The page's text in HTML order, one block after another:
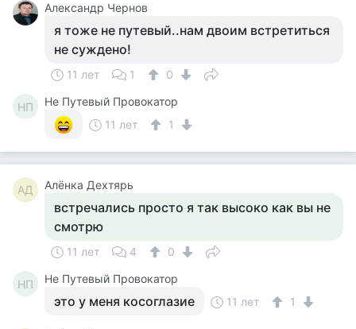
Александр Чернов
я тоже не путевый..нам двоим встретиться
не суждено!
11 лет 1 0
НП
Не Путевый Провокатор
11 лет
1
АД Алёнка Дехтярь
встречались просто я так высоко как вы не
смотрю
11 лет 4 0
НП Не Путевый Провокатор
это у меня косоглазие 11 лет 1